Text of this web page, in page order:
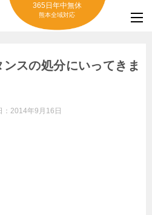
365日年中無休
熊本全域対応
スの処分にいってきま
2014年9月16日